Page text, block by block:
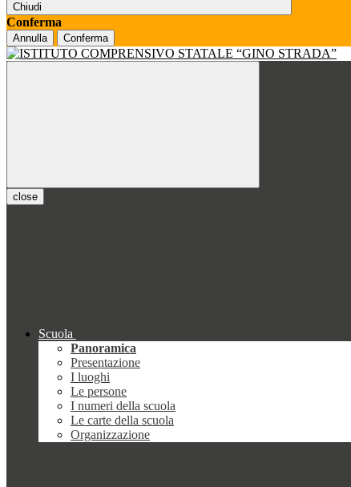
Chiudi
Conferma
Annulla Conferma
close
Scuola
Panoramica
Presentazione
I luoghi
Le persone
I numeri della scuola
Le carte della scuola
Organizzazione